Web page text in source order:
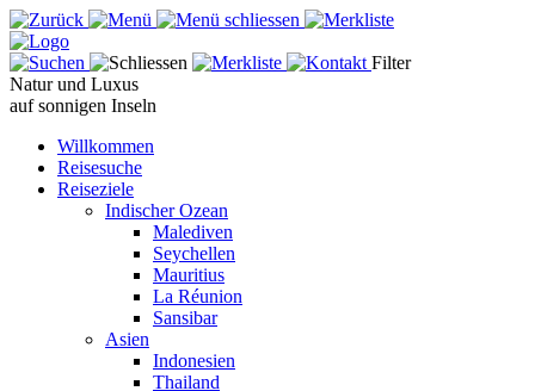
Filter
Natur und Luxus
auf sonnigen Inseln
Willkommen
Reisesuche
Reiseziele
Indischer Ozean
Malediven
Seychellen
Mauritius
La Réunion
Sansibar
Asien
Indonesien
Thailand